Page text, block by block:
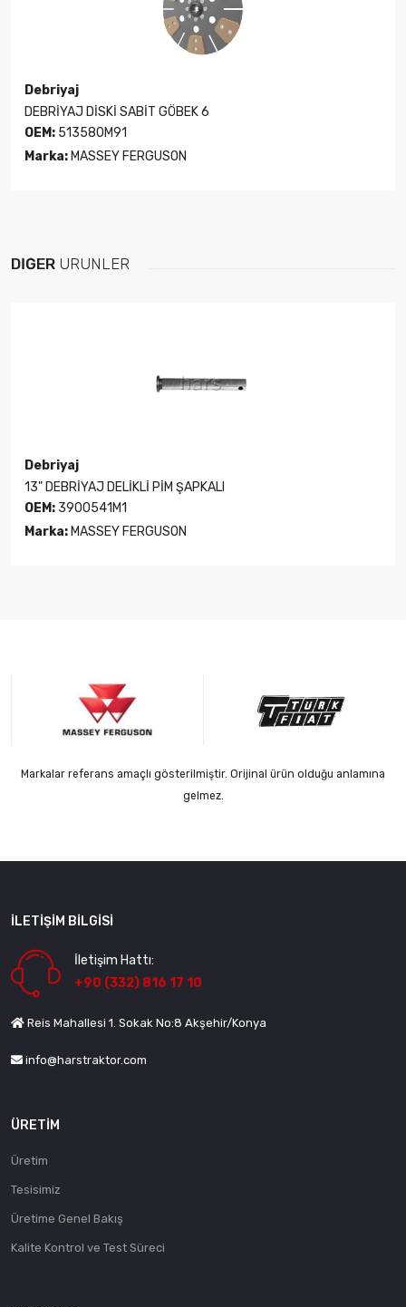
Debriyaj
DEBRİYAJ DİSKİ SABİT GÖBEK 6
OEM: 513580M91
Marka: MASSEY FERGUSON
DIĞER ÜRÜNLER
Debriyaj
13" DEBRİYAJ DELİKLİ PİM ŞAPKALI
OEM: 3900541M1
Marka: MASSEY FERGUSON
Markalar referans amaçlı gösterilmiştir. Orijinal ürün olduğu anlamına
gelmez.
İLETIŞIM BILGISI
İletişim Hattı:
+90 (332) 816 17 10
Reis Mahallesi 1. Sokak No:8 Akşehir/Konya
info@harstraktor.com
ÜRETIM
Üretim
Tesisimiz
Üretime Genel Bakış
Kalite Kontrol ve Test Süreci